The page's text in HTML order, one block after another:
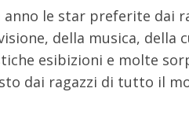
le star preferite dai
della musica, della
esibizioni e molte
dai ragazzi di tutto il